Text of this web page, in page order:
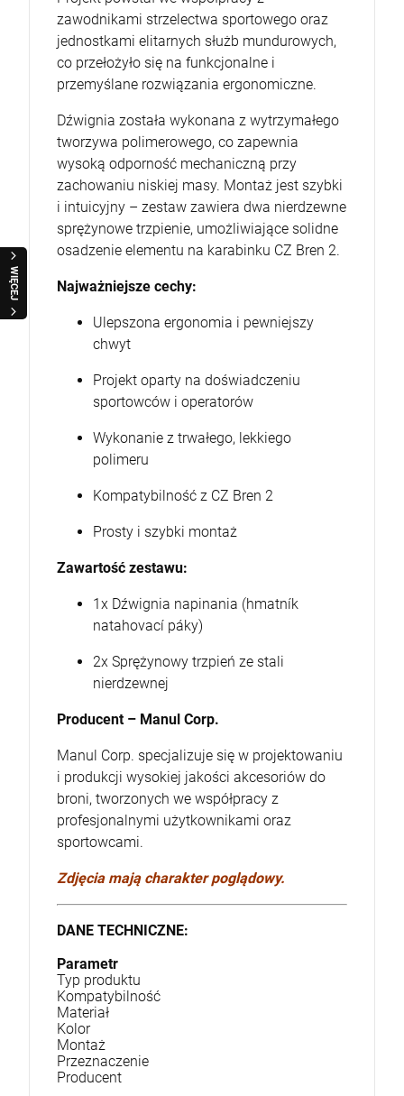
WIĘCEJ
zawodnikami strzelectwa sportowego oraz
jednostkami elitarnych służb mundurowych,
co przełożyło się na funkcjonalne i
przemyślane rozwiązania ergonomiczne.
Dźwignia została wykonana z wytrzymałego
tworzywa polimerowego, co zapewnia
wysoką odporność mechaniczną przy
zachowaniu niskiej masy. Montaż jest szybki
i intuicyjny – zestaw zawiera dwa nierdzewne
sprężynowe trzpienie, umożliwiające solidne
osadzenie elementu na karabinku CZ Bren 2.
Najważniejsze cechy:
Ulepszona ergonomia i pewniejszy
chwyt
Projekt oparty na doświadczeniu
sportowców i operatorów
Wykonanie z trwałego, lekkiego
polimeru
Kompatybilność z CZ Bren 2
Prosty i szybki montaż
Zawartość zestawu:
1x Dźwignia napinania (hmatník
natahovací páky)
2x Sprężynowy trzpień ze stali
nierdzewnej
Producent – Manul Corp.
Manul Corp. specjalizuje się w projektowaniu
i produkcji wysokiej jakości akcesoriów do
broni, tworzonych we współpracy z
profesjonalnymi użytkownikami oraz
sportowcami.
Zdjęcia mają charakter poglądowy.
DANE TECHNICZNE:
Parametr
Typ produktu
Kompatybilność
Materiał
Kolor
Montaż
Przeznaczenie
Producent